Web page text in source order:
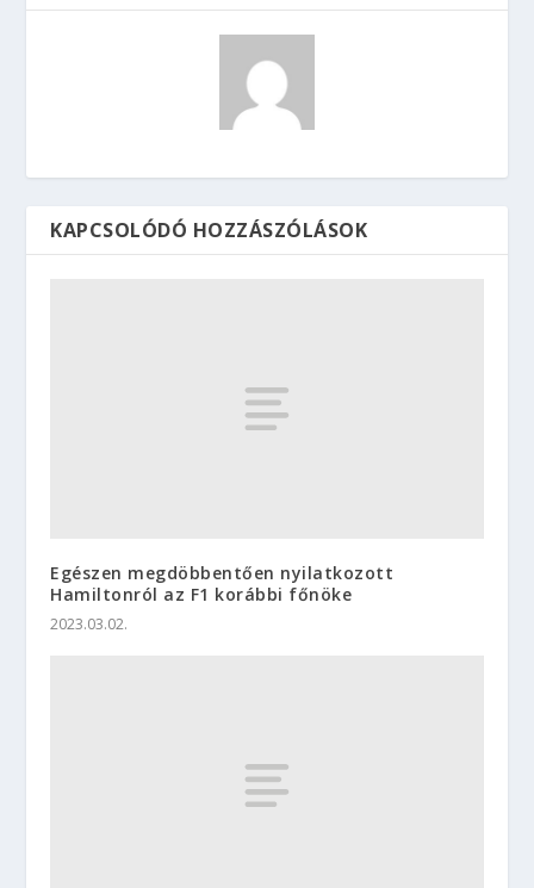
KAPCSOLÓDÓ HOZZÁSZÓLÁSOK
Egészen megdöbbentően nyilatkozott
Hamiltonról az F1 korábbi főnöke
2023.03.02.